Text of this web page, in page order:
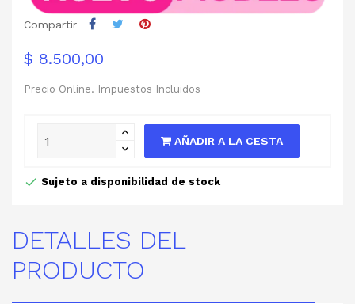
Compartir
$ 8.500,00
Precio Online. Impuestos Incluidos
AÑADIR A LA CESTA
Sujeto a disponibilidad de stock
DETALLES DEL
PRODUCTO